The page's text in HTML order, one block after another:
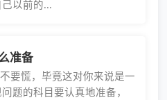
以前的...
准备
要慌，毕竟这对你来说是一
题的科目要认真地准备，